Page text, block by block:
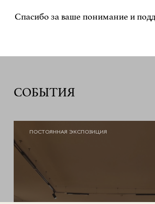
Спасибо за ваше понимание и
СОБЫТИЯ
ПОСТОЯННАЯ ЭКСПОЗИЦИЯ